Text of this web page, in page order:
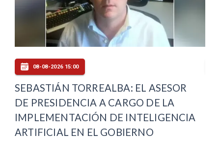
08-08-2026 15:00
SEBASTIÁN TORREALBA: EL ASESOR
DE PRESIDENCIA A CARGO DE LA
IMPLEMENTACIÓN DE INTELIGENCIA
ARTIFICIAL EN EL GOBIERNO